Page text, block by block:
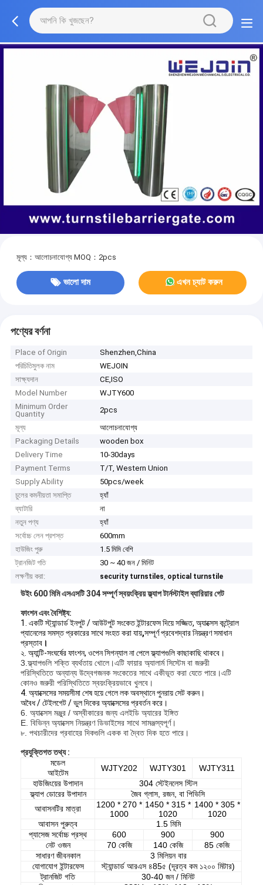
মূল্য：আলোচনাযোগ্য MOQ：2pcs
ভালো দাম এখন চ্যাট করুন
পণ্যের বর্ণনা
Place of Origin
Shenzhen,China
পরিচিতিমুলক নাম
WEJOIN
সাক্ষ্যদান
CE,ISO
Model Number
WJTY600
Minimum Order
Quantity
2pcs
মূল্য
আলোচনাযোগ্য
Packaging Details
wooden box
Delivery Time
10-30days
Payment Terms
T/T, Western Union
Supply Ability
50pcs/week
চুলের কমনীয়তা সমাপ্তি
হ্যাঁ
ব্যাটারি
না
নতুন পণ্য
হ্যাঁ
সর্বোচ্চ লেন প্রশস্ত
600mm
হাউজিং পুরু
1.5 মিমি বেশি
ট্রানজিট গতি
30 ~ 40 জন / মিনিট
লক্ষণীয় করা:
security turnstiles, optical turnstile
উইং 600 মিমি এসএসটি 304 সম্পূর্ণ স্বয়ংক্রিয় ফ্ল্যাপ টার্নস্টাইল ব্যারিয়ার গেট
ফাংশন এবং বৈশিষ্ট্য:
1. একটি স্ট্যান্ডার্ড ইনপুট / আউটপুট সংকেত ইন্টারফেস দিয়ে সজ্জিত, অ্যাক্সেস কন্ট্রোল
প্যানেলের সমস্ত প্রকারের সাথে সংহত করা যায়,সম্পূর্ণ প্রবেশদ্বার নিয়ন্ত্রণ সমাধান
প্রস্তাব ।
২. অ্যান্টি-সংঘর্ষের ফাংশন, ওপেন সিগন্যাল না পেলে ফ্ল্যাপগুলি কাছাকাছি থাকবে।
3.ফ্ল্যাপগুলি শক্তি ব্যর্থতায় খোলে।এটি ফায়ার অ্যালার্ম সিস্টেম বা জরুরী
পরিস্থিতিতে অন্যান্য উদ্বেগজনক সংকেতের সাথে একীভূত করা যেতে পারে।এটি
কোনও জরুরী পরিস্থিতিতে স্বয়ংক্রিয়ভাবে খুলবে।
4. অ্যাক্সেসের সময়সীমা শেষ হয়ে গেলে লক অবস্থানে পুনরায় সেট করুন।
অবৈধ / টেইলগেট / ভুল দিকের অ্যাক্সেসের প্রবর্তন করে।
6. অ্যাক্সেস মঞ্জুর / অস্বীকারের জন্য এলইডি অ্যারের ইঙ্গিত
E. বিভিন্ন অ্যাক্সেস নিয়ন্ত্রণ ডিভাইসের সাথে সামঞ্জস্যপূর্ণ।
৮. পথচারীদের প্রবাহের দিকগুলি একক বা দ্বৈত দিক হতে পারে।
প্রযুক্তিগত তথ্য :
মডেল
আইটেম
WJTY202 WJTY301
WJTY311
হাউজিংয়ের উপাদান
304 স্টেইনলেস স্টিল
ফ্ল্যাপ ডোরের উপাদান
জৈব গ্লাস, রজন, বা পিভিসি
আবাসনটির মাত্রা
1200 * 270 *
1000
1450 * 315 *
1020
1400 * 305 *
1020
আবাসন পুরুত্ব
1.5 মিমি
প্যাসেজ সর্বোচ্চ প্রস্থ
600 900
900
নেট ওজন
70 কেজি 140 কেজি
85 কেজি
সাধারণ জীবনকাল
3 মিলিয়ন বার
যোগাযোগ ইন্টারফেস
স্ট্যান্ডার্ড আরএস ৪85৫ (দূরত্ব কম ১২০০ মিটার)
ট্রানজিট গতি
30-40 জন / মিনিট